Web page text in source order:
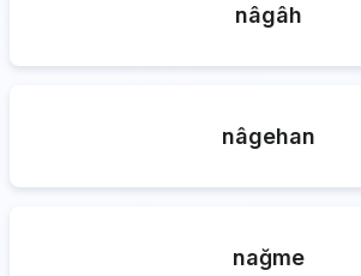
nâgâh
nâgehan
nağme